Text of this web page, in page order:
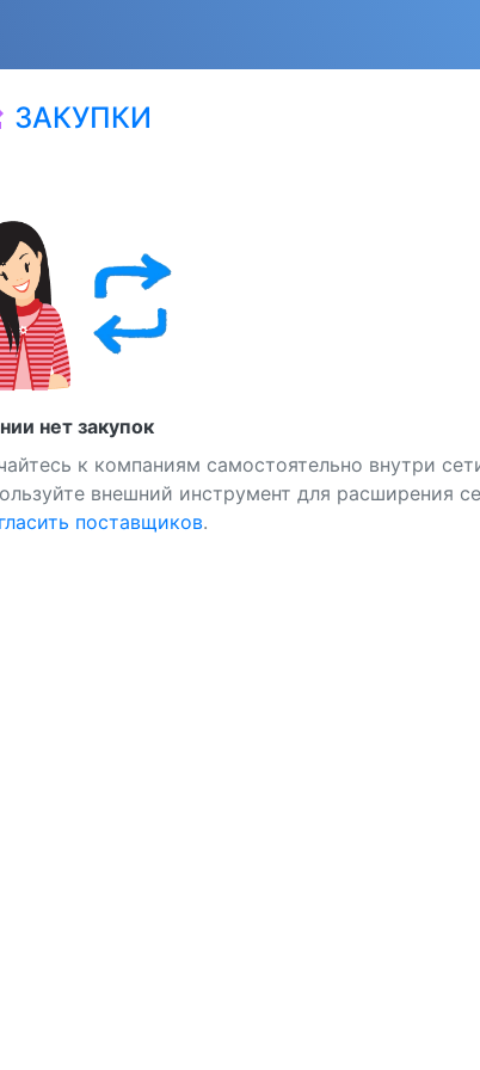
ЗАКУПКИ
нет закупок
к компаниям самостоятельно внутри
внешний инструмент для расширения
поставщиков.